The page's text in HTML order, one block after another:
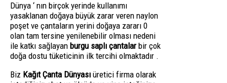
Dünya ‘ nın birçok yerinde kullanımı
yasaklanan doğaya büyük zarar veren naylon
poşet ve çantaların yerini doğaya zararı 0
olan tam tersine yenilenebilir olması nedeni
ile katkı sağlayan burgu saplı çantalarbir çok
doğa dostu tüketicinin ilk tercihi olmaktadır .
Biz Kağıt Çanta Dünyası üretici firma olarak